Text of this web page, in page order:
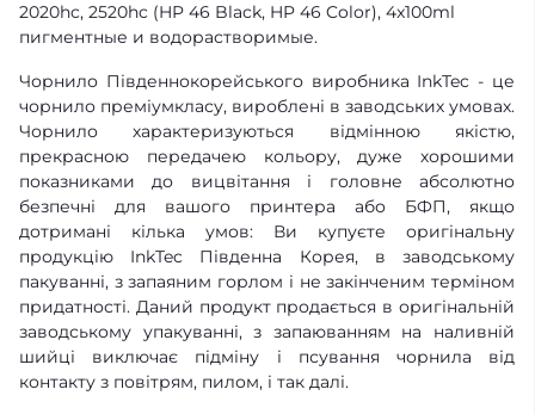
2020hc, 2520hc (HP 46 Black, HP 46 Color), 4x100ml
пигментные и водорастворимые.
Чорнило Південнокорейського виробника InkTec - це
чорнило преміумкласу, вироблені в заводських умовах.
Чорнило характеризуються відмінною якістю,
прекрасною передачею кольору, дуже хорошими
показниками до вицвітання і головне абсолютно
безпечні для вашого принтера або БФП, якщо
дотримані кілька умов: Ви купуєте оригінальну
продукцію InkTec Південна Корея, в заводському
пакуванні, з запаяним горлом і не закінченим терміном
придатності. Даний продукт продається в оригінальній
заводському упакуванні, з запаюванням на наливній
шийці виключає підміну і псування чорнила від
контакту з повітрям, пилом, і так далі.